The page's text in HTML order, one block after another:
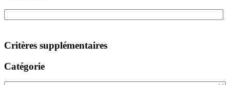
Critères supplémentaires
Catégorie